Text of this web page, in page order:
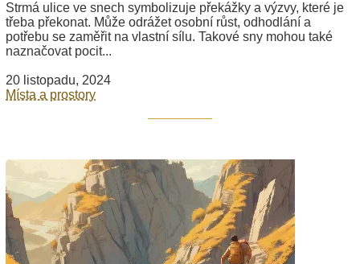
Strmá ulice ve snech symbolizuje překážky a výzvy, které je
třeba překonat. Může odrážet osobní růst, odhodlání a
potřebu se zaměřit na vlastní sílu. Takové sny mohou také
naznačovat pocit...
20 listopadu, 2024
Místa a prostory